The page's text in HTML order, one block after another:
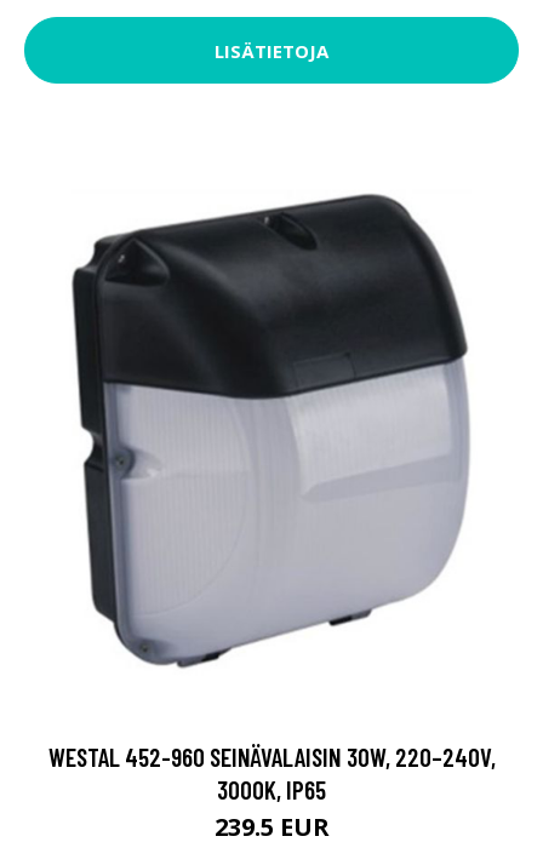
LISÄTIETOJA
WESTAL 452-960 SEINÄVALAISIN 30W, 220–240V,
3000K, IP65
239.5 EUR